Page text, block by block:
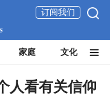
订阅我们
家庭 文化
人看有关信仰